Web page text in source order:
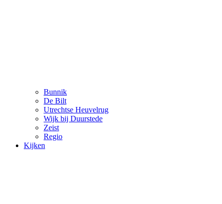
Bunnik
De Bilt
Utrechtse Heuvelrug
Wijk bij Duurstede
Zeist
Regio
Kijken